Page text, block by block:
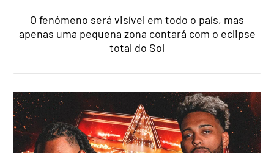
O fenómeno será visível em todo o país, mas
apenas uma pequena zona contará com o eclipse
total do Sol